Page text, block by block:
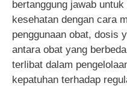
bertanggung jawab
kesehatan dengan cara
penggunaan obat, dosis
antara obat yang
terlibat dalam
kepatuhan terhadap